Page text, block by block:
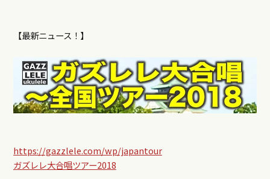
【最新ニュース！】
https://gazzlele.com/wp/japantour
ガズレレ大合唱ツアー2018